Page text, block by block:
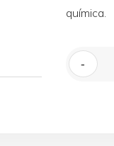
química.
-